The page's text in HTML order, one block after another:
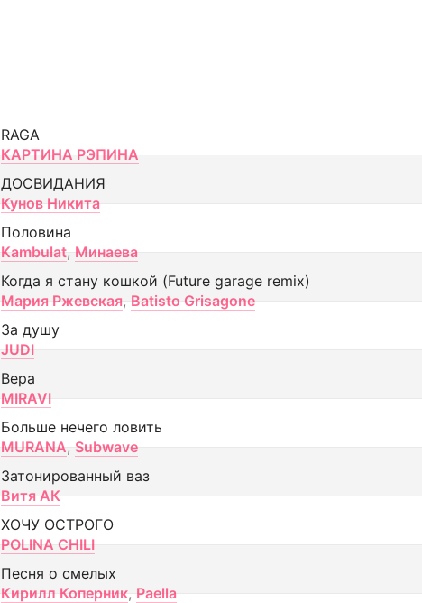
RAGA
КАРТИНА РЭПИНА
ДОСВИДАНИЯ
Кунов Никита
Половина
Kambulat, Минаева
Когда я стану кошкой (Future garage remix)
Мария Ржевская, Batisto Grisagone
За душу
JUDI
Вера
MIRAVI
Больше нечего ловить
MURANA, Subwave
Затонированный ваз
Витя АК
ХОЧУ ОСТРОГО
POLINA CHILI
Песня о смелых
Кирилл Коперник, Paella